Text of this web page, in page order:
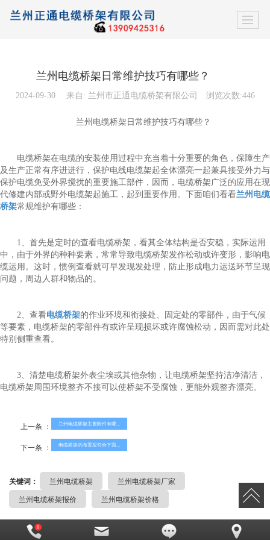
兰州电缆桥架日常维护技巧有哪些？
2024-09-30 来自: 兰州市正通电缆桥架有限公司 浏览次数:446
兰州电缆桥架日常维护技巧有哪些？
电缆桥架在电缆的安装使用过程中充当着十分重要的角色，保障生产
及生产正常有序进进行，保护电线电缆架起全体漂亮一起兼具接受外力与
保护电缆免受外界搅扰的重要施工部件，因而，电缆桥架广泛的应用在现
代修建内部或野外电缆架起施工，起到重要作用。下面咱们看看兰州电缆
桥架常规维护有哪些：
1、首先是定时的查看电缆桥架，看其全体结构是否安稳，实际运用
中，由于外界的种种要素，常常导致电缆桥架发作松动或许变形，影响电
缆运用。这时，惯例查看就可早发现发处理，防止形成电力运送环节呈现
问题，周边人群和物品的。
2、查看电缆桥架的作业环境和衔接处、固定处的零部件，由于气候
等要素，电缆桥架的零部件有或许呈现损坏或许腐蚀松动，因而需对此处
特别侧重查看。
3、清楚电缆桥架外表尘埃或其他杂物，让电缆桥架坚持洁净清洁，
电缆桥架周围环境整齐不接可以使桥架不受腐蚀，更能外观整齐漂亮。
上一条 ： 兰州电缆桥架主要附件有哪...
下一条 ： 电缆桥架的布置应符合下面...
关键词： 兰州电缆桥架
兰州电缆桥架厂家
兰州电缆桥架报价
兰州电缆桥架价格